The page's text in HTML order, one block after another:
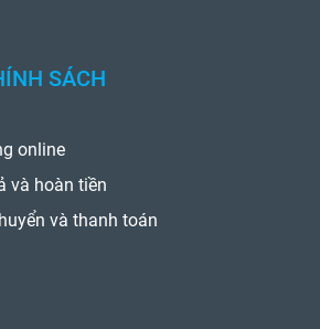
SÁCH
online
và hoàn tiền
và thanh toán